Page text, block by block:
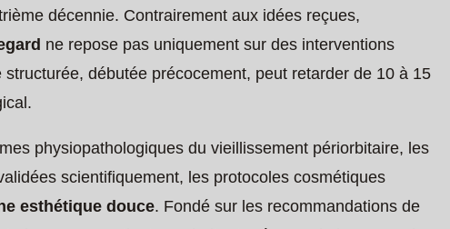
décennie. Contrairement aux idées reçues,
ne repose pas uniquement sur des interventions
débutée précocement, peut retarder de 10 à 15
physiopathologiques du vieillissement périorbitaire, les
scientifiquement, les protocoles cosmétiques
esthétique douce. Fondé sur les recommandations de